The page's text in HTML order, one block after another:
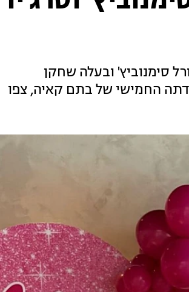
סימנוביץ' ובעלה שחקן
החמישי של בתם קאיה, צפו